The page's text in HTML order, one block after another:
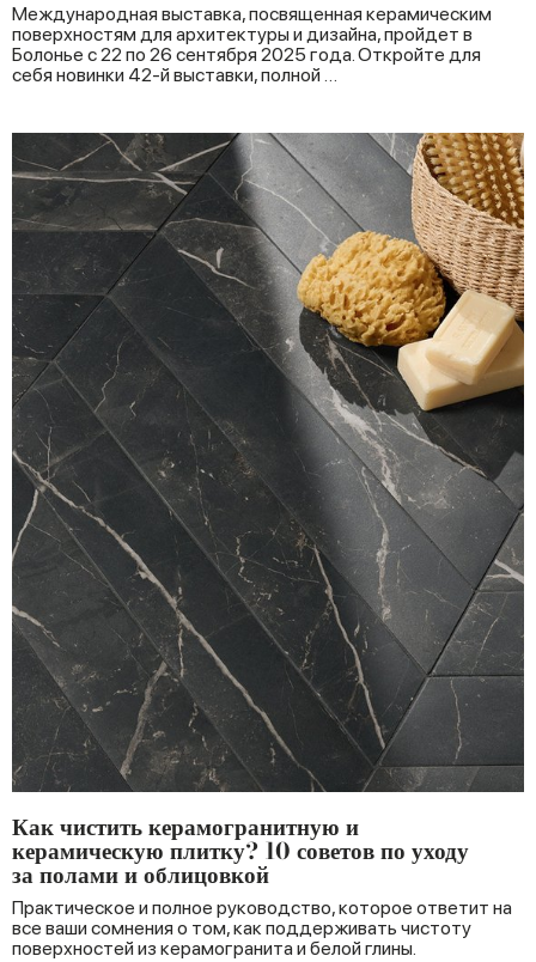
Международная выставка, посвященная керамическим
поверхностям для архитектуры и дизайна, пройдет в
Болонье с 22 по 26 сентября 2025 года. Откройте для
себя новинки 42-й выставки, полной …
Как чистить керамогранитную и
керамическую плитку? 10 советов по уходу
за полами и облицовкой
Практическое и полное руководство, которое ответит на
все ваши сомнения о том, как поддерживать чистоту
поверхностей из керамогранита и белой глины.